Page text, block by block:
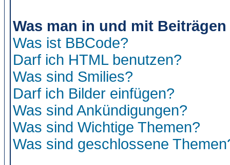
Was man in und mit
Was ist BBCode?
Darf ich HTML benutzen?
Was sind Smilies?
Darf ich Bilder einfügen?
Was sind Ankündigungen?
Was sind Wichtige Themen?
Was sind geschlossene